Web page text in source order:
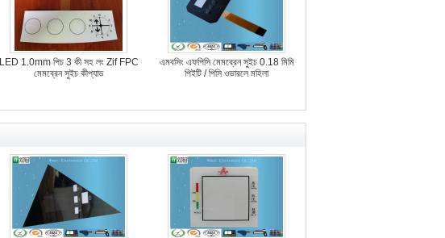
LED 1.0mm পিচ 3 কী সহ লং Zif FPC
মেমব্রেন সুইচ কীপ্যাড
এমবসিং এফপিসি মেমব্রেন সুইচ 0.18 মিমি
পিইটি / পিসি ওভারলে মহিলা